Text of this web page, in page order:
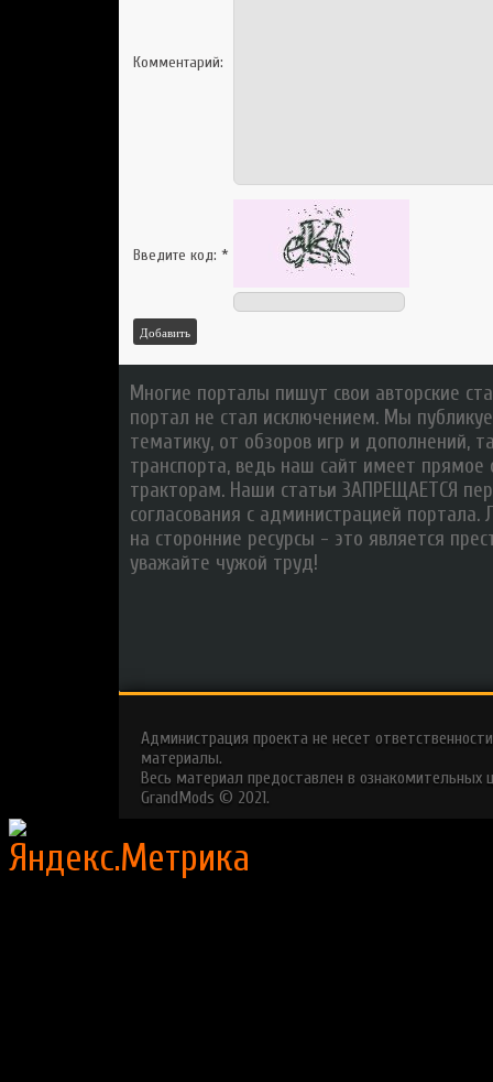
Комментарий:
Введите код: *
Добавить
Многие порталы пишут свои авторские
портал не стал исключением. Мы
тематику, от обзоров игр и дополнений,
транспорта, ведь наш сайт имеет прямое
тракторам. Наши статьи ЗАПРЕЩАЕТСЯ
согласования с администрацией
на сторонние ресурсы - это является
уважайте чужой труд!
Администрация проекта не несет
материалы.
Весь материал предоставлен в ознакомительных
GrandMods © 2021.